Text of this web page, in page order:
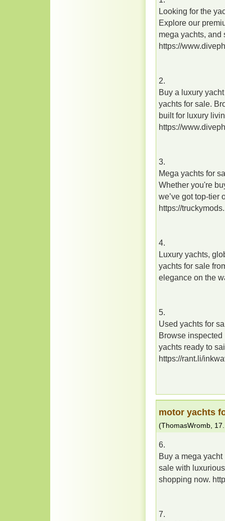
Looking for the
Explore our
mega yachts,
https://
2.
Buy a luxury
yachts for sale.
built for luxury
https://
3.
Mega yachts for
Whether you're
we’ve got top-tier
https://
4.
Luxury yachts,
yachts for sale
elegance on the
5.
Used yachts for
Browse
yachts ready to
https://rant.li/
motor yachts
(ThomasWromb
6.
Buy a mega
sale with
shopping now.
7.